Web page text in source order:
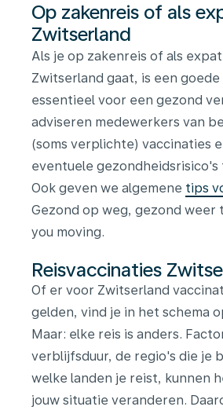
Op zakenreis of als
Zwitserland
Als je op zakenreis of als
Zwitserland gaat, is een
essentieel voor een gezond
adviseren medewerkers van
(soms verplichte) vaccinaties
eventuele
Ook geven we algemene tips
Gezond op weg, gezond weer
you moving.
Reisvaccinaties
Of er voor Zwitserland
gelden, vind je in het schema
Maar: elke reis is anders.
verblijfsduur, de regio's die je
welke landen je reist, kunnen
jouw situatie veranderen.